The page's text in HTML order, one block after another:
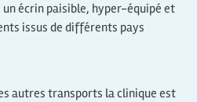
un écrin paisible, hyper-équipé et
issus de différents pays
autres transports la clinique est